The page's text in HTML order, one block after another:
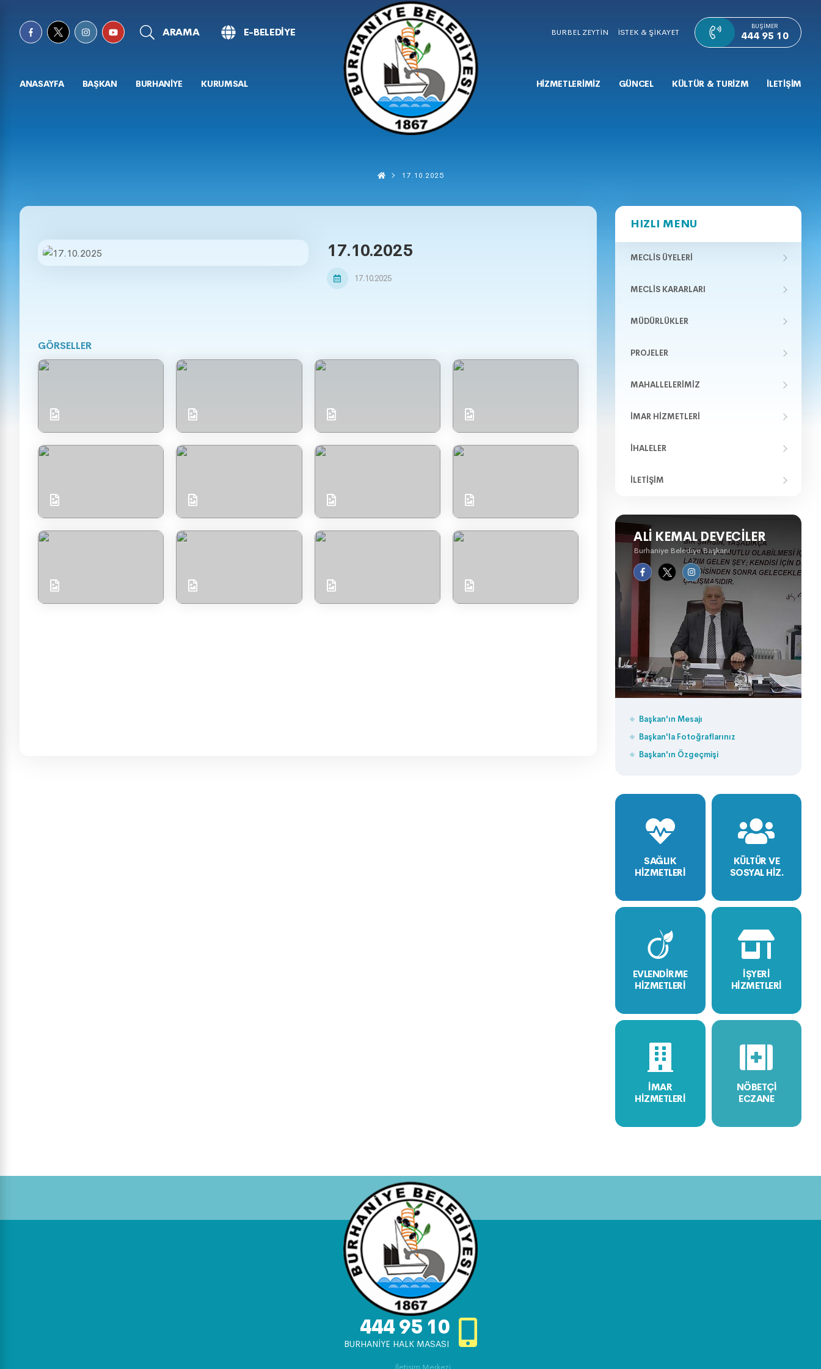
ARAMA E-BELEDİYE BURBEL ZEYTİN İSTEK & ŞİKAYET
BUŞIMER
444 95 10
ANASAYFA BAŞKAN BURHANİYE KURUMSAL HİZMETLERİMİZ GÜNCEL KÜLTÜR & TURİZM İLETİŞİM
17.10.2025
HIZLI MENU
MECLIS ÜYELERI
MECLIS KARARLARI
MÜDÜRLÜKLER
PROJELER
MAHALLELERIMIZ
İMAR HIZMETLERI
İHALELER
İLETIŞIM
ALI KEMAL DEVECILER
Burhaniye Belediye Başkanı
Başkan'ın Mesajı
Başkan'la Fotoğraflarınız
Başkan'ın Özgeçmişi
SAĞLIK
HİZMETLERİ
KÜLTÜR VE
SOSYAL HİZ.
EVLENDİRME
HİZMETLERİ
İŞYERİ
HİZMETLERİ
İMAR
HİZMETLERİ
NÖBETÇİ
ECZANE
17.10.2025
17.10.2025
GÖRSELLER
444 95 10
BURHANİYE HALK MASASI
İletişim Merkezi